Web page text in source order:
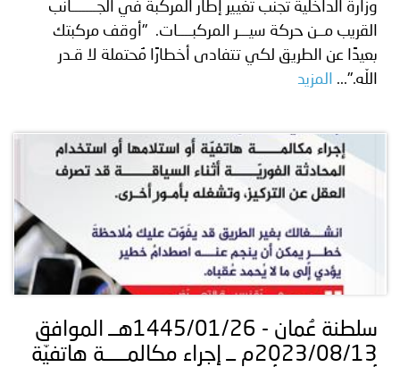
وزارة الداخلية تجنّب تغيير إطار المركبة في الجـــــــانب
القريب مــن حركة سيـــر المركبــــات. "أوقف مركبتك
بعيدًا عن الطريق لكي تتفادى أخطارًا مُحتملة لا قـدر
اللّه."...
المزيد
سلطنة عُمان - 1445/01/26هــ الموافق
2023/08/13م ــ إجراء مكالمـــــة هاتفيّة